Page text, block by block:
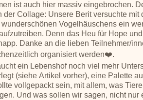
ist auch hier massiv eingebrochen.
der Collage: Unsere Berit versuchte mit
Vogelhäuschens ein
Denn das Heu für Hope
Danke an die lieben Teilnehmer/
organisiert werden❤️.
ein Lebenshof noch viel mehr
(siehe Artikel vorher), eine Palette
vollgepackt sein, mit allem, was
Und was sollen wir sagen, nicht nur